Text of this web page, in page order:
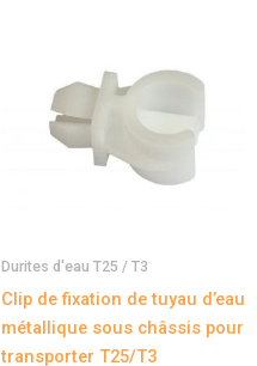
Durites d'eau T25 / T3
Clip de fixation de tuyau d’eau
métallique sous châssis pour
transporter T25/T3